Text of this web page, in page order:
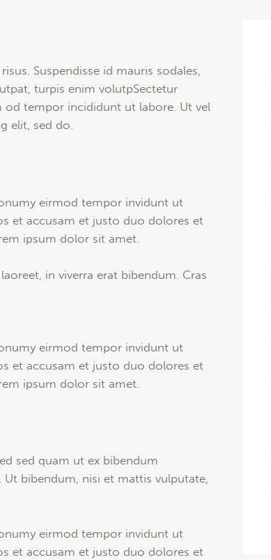
Suspendisse id mauris sodales,
turpis enim volutpSectetur
od tempor incididunt ut labore. Ut vel
elit, sed do.
eirmod tempor invidunt ut
et accusam et justo duo dolores et
ipsum dolor sit amet.
in viverra erat bibendum. Cras
eirmod tempor invidunt ut
et accusam et justo duo dolores et
ipsum dolor sit amet.
sed quam ut ex bibendum
bibendum, nisi et mattis vulputate,
eirmod tempor invidunt ut
et accusam et justo duo dolores et